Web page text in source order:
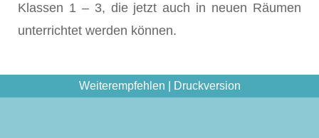
Klassen 1 – 3, die jetzt auch in neuen Räumen
unterrichtet werden können.
Weiterempfehlen Druckversion